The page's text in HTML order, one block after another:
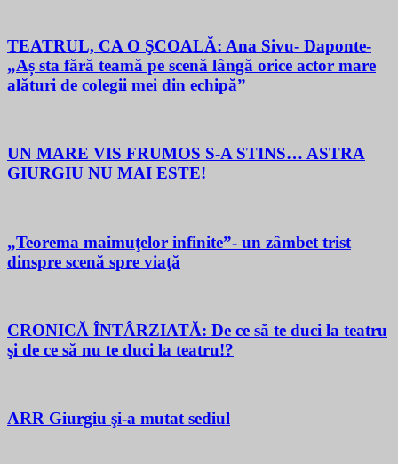
TEATRUL, CA O ŞCOALĂ: Ana Sivu- Daponte-
„Aș sta fără teamă pe scenă lângă orice actor mare
alături de colegii mei din echipă”
UN MARE VIS FRUMOS S-A STINS… ASTRA
GIURGIU NU MAI ESTE!
„Teorema maimuţelor infinite”- un zâmbet trist
dinspre scenă spre viaţă
CRONICĂ ÎNTÂRZIATĂ: De ce să te duci la teatru
şi de ce să nu te duci la teatru!?
ARR Giurgiu şi-a mutat sediul